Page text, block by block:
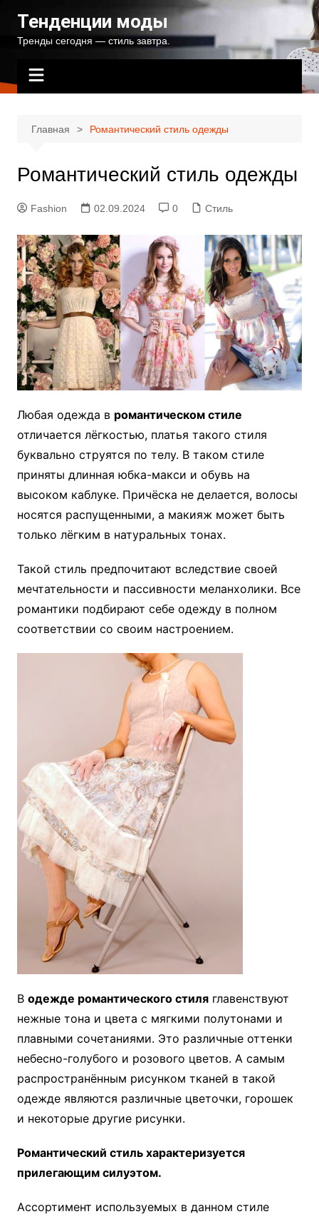
содержимому
Тенденции моды
Тренды сегодня — стиль завтра.
Главная Романтический стиль одежды
Романтический стиль одежды
Fashion 02.09.2024 0 Стиль
Любая одежда в романтическом стиле
отличается лёгкостью, платья такого стиля
буквально струятся по телу. В таком стиле
приняты длинная юбка-макси и обувь на
высоком каблуке. Причёска не делается, волосы
носятся распущенными, а макияж может быть
только лёгким в натуральных тонах.
Такой стиль предпочитают вследствие своей
мечтательности и пассивности меланхолики. Все
романтики подбирают себе одежду в полном
соответствии со своим настроением.
В одежде романтического стиляглавенствуют
нежные тона и цвета с мягкими полутонами и
плавными сочетаниями. Это различные оттенки
небесно-голубого и розового цветов. А самым
распространённым рисунком тканей в такой
одежде являются различные цветочки, горошек
и некоторые другие рисунки.
Романтический стиль характеризуется
прилегающим силуэтом.
Ассортимент используемых в данном стиле